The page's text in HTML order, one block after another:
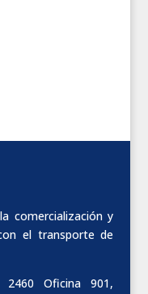
comercialización y
el transporte de
Oficina 901,